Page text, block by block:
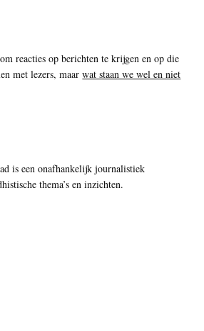
reacties op berichten te krijgen en op die
met lezers, maarwat staan we wel en niet
is een onafhankelijk journalistiek
thema’s en inzichten.